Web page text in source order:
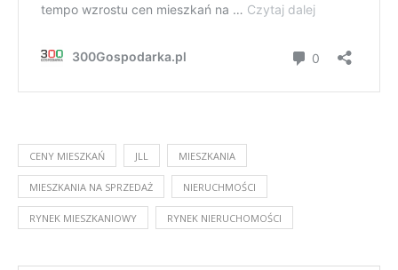
CENY MIESZKAŃ JLL MIESZKANIA
MIESZKANIA NA SPRZEDAŻ NIERUCHMOŚCI
RYNEK MIESZKANIOWY RYNEK NIERUCHOMOŚCI